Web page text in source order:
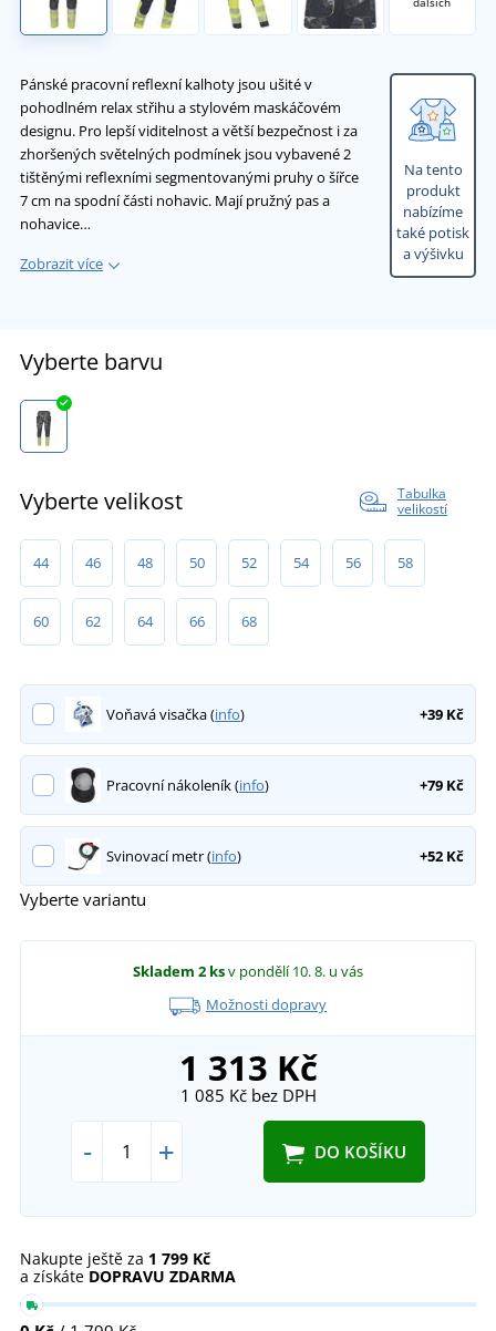
Pánské pracovní reflexní kalhoty jsou ušité v
pohodlném relax střihu a stylovém maskáčovém
designu. Pro lepší viditelnost a větší bezpečnost i za
zhoršených světelných podmínek jsou vybavené 2
tištěnými reflexními segmentovanými pruhy o šířce
7 cm na spodní části nohavic. Mají pružný pas a
nohavice…
Zobrazit více
Na tento
produkt
nabízíme
také potisk
a výšivku
Vyberte barvu
Vyberte velikost
Tabulka
velikostí
44 46 48 50 52 54 56 58
60 62 64 66 68
Voňavá visačka (info) +39 Kč
Pracovní nákoleník (info) +79 Kč
Svinovací metr (info) +52 Kč
Vyberte variantu
Skladem 2 ksv pondělí 10. 8. u vás
Možnosti dopravy
1 313 Kč
1 085 Kčbez DPH
- + DO KOŠÍKU
Nakupte ještě za 1 799 Kč
a získáte DOPRAVU ZDARMA